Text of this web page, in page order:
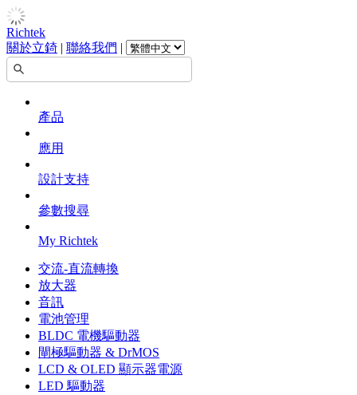
Richtek
關於立錡 | 聯絡我們 |
產品
應用
設計支持
參數搜尋
My Richtek
交流-直流轉換
放大器
音訊
電池管理
BLDC 電機驅動器
閘極驅動器 & DrMOS
LCD & OLED 顯示器電源
LED 驅動器